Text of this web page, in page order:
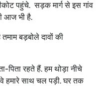
पहुंचे. सड़क मार्ग से इस गांव
आज भी है.
बड़बोले दावों की
रहते हैं. हम थोड़ा नीचे
वे हमारे साथ चल पड़ी. घर तक